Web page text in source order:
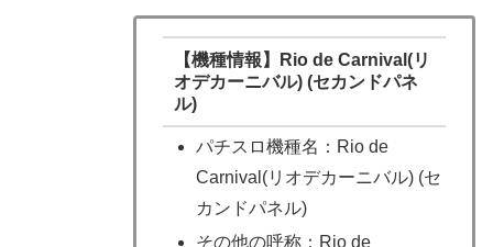
【機種情報】Rio de Carnival(リ
オデカーニバル) (セカンドパネ
ル)
パチスロ機種名：Rio de
Carnival(リオデカーニバル) (セ
カンドパネル)
その他の呼称：Rio de